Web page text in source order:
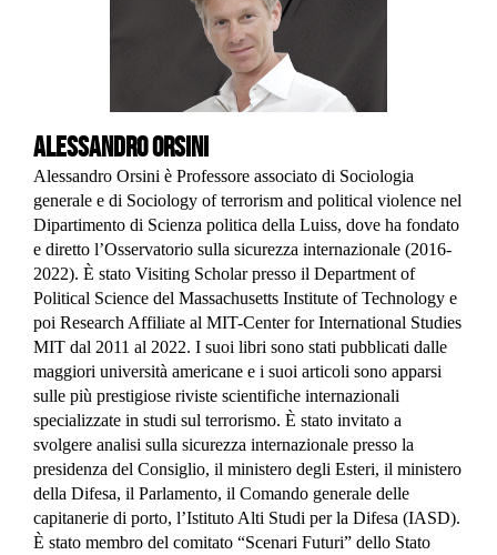
Alessandro Orsini
Alessandro Orsini è Professore associato di Sociologia
generale e di Sociology of terrorism and political violence nel
Dipartimento di Scienza politica della Luiss, dove ha fondato
e diretto l’Osservatorio sulla sicurezza internazionale (2016-
2022). È stato Visiting Scholar presso il Department of
Political Science del Massachusetts Institute of Technology e
poi Research Affiliate al MIT-Center for International Studies
MIT dal 2011 al 2022. I suoi libri sono stati pubblicati dalle
maggiori università americane e i suoi articoli sono apparsi
sulle più prestigiose riviste scientifiche internazionali
specializzate in studi sul terrorismo. È stato invitato a
svolgere analisi sulla sicurezza internazionale presso la
presidenza del Consiglio, il ministero degli Esteri, il ministero
della Difesa, il Parlamento, il Comando generale delle
capitanerie di porto, l’Istituto Alti Studi per la Difesa (IASD).
È stato membro del comitato “Scenari Futuri” dello Stato